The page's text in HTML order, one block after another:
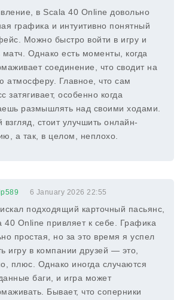
в Scala 40 Online довольно
графика и интуитивно понятный
Можно быстро войти в игру и
матч. Однако есть моменты, когда
соединение, что сводит на
атмосферу. Главное, что сам
затягивает, особенно когда
размышлять над своими ходами.
стоит улучшить онлайн-
а так, в целом, неплохо.
6 January 2026 22:55
подходящий карточный пасьянс,
40 Online привляет к себе. Графика
простая, но за это время я успел
игру в компании друзей — это,
плюс. Однако иногда случаются
баги, и игра может
Бывает, что соперники